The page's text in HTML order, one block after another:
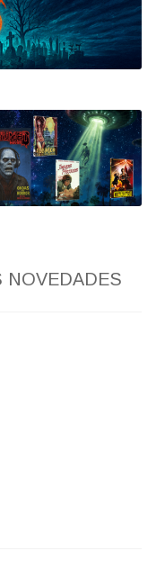
NOVEDADES